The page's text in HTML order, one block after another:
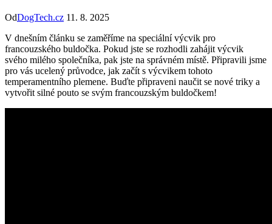
OdDogTech.cz 11. 8. 2025
V dnešním článku se zaměříme ​na speciální výcvik pro ​
francouzského buldočka. Pokud jste se rozhodli zahájit výcvik
svého milého společníka, ⁣pak jste na​ správném místě. Připravili jsme
pro vás ucelený průvodce, jak začít s výcvikem tohoto
temperamentního plemene. Buďte připraveni naučit se nové ⁤triky ‌a
vytvořit silné pouto se svým‍ francouzským buldočkem!